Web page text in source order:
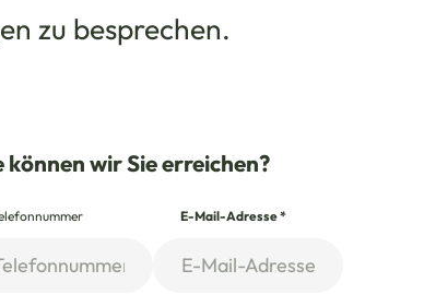
zu besprechen.
können wir Sie erreichen?
E-Mail-Adresse*